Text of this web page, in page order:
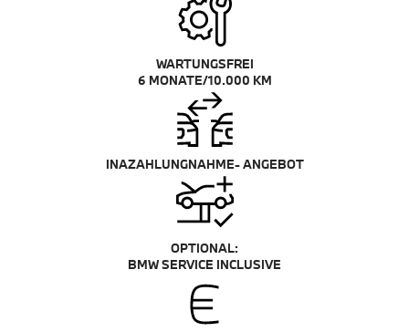
WARTUNGSFREI
6 MONATE/10.000 KM
INAZAHLUNGNAHME- ANGEBOT
OPTIONAL:
BMW SERVICE INCLUSIVE